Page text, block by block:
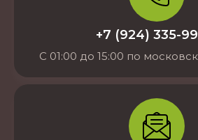
+7 (924) 335-
С 01:00 до 15:00 по